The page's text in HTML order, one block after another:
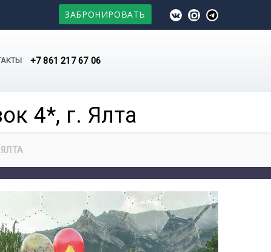
ЗАБРОНИРОВАТЬ
+7 861 217 67 06
4*, г. Ялта